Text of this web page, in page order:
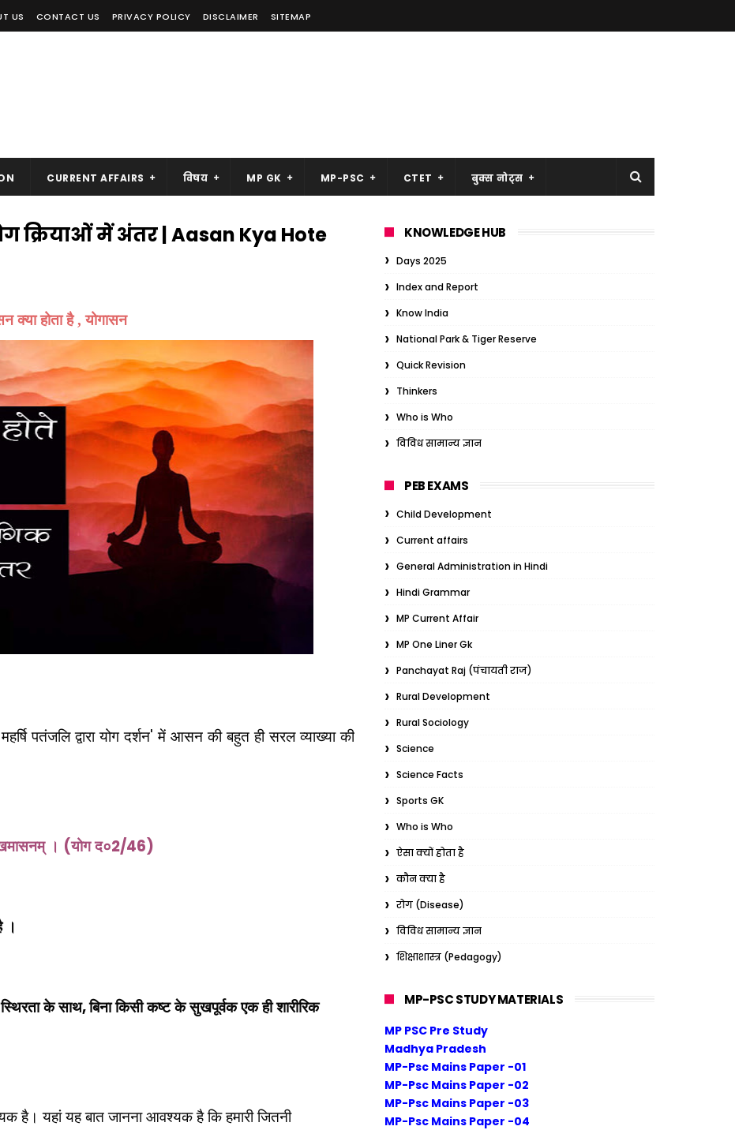
US CONTACT US PRIVACY POLICY DISCLAIMER SITEMAP
CURRENT AFFAIRS विषय MP GK MP-PSC CTET बुक्स नोट्स
क्रियाओं में अंतर | Aasan Kya Hote
क्या होता है , योगासन
महर्षि पतंजलि द्वारा योग दर्शन'में आसन की बहुत ही सरल व्याख्या की
। (योग द०2/46)
।
स्थिरता के साथ,बिना किसी कष्ट के सुखपूर्वक एक ही शारीरिक
है। यहां यह बात जानना आवश्यक है कि हमारी जितनी
KNOWLEDGE HUB
Days 2025
Index and Report
Know India
National Park & Tiger Reserve
Quick Revision
Thinkers
Who is Who
विविध सामान्य ज्ञान
PEB EXAMS
Child Development
Current affairs
General Administration in Hindi
Hindi Grammar
MP Current Affair
MP One Liner Gk
Panchayat Raj (पंचायती राज)
Rural Development
Rural Sociology
Science
Science Facts
Sports GK
Who is Who
ऐसा क्यों होता है
कौन क्या है
रोग (Disease)
विविध सामान्य ज्ञान
शिक्षाशास्त्र (Pedagogy)
MP-PSC STUDY MATERIALS
MP PSC Pre Study
Madhya Pradesh
MP-Psc Mains Paper -01
MP-Psc Mains Paper -02
MP-Psc Mains Paper -03
MP-Psc Mains Paper -04